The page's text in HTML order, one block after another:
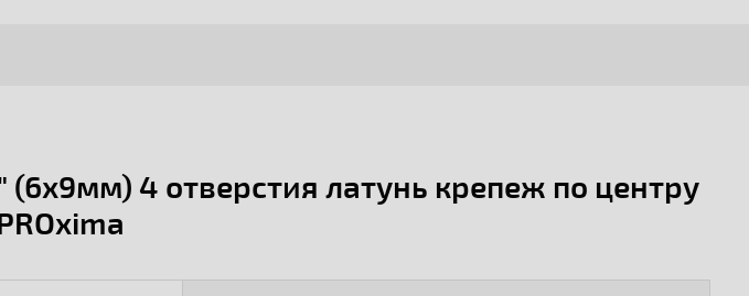
4 отверстия латунь крепеж по центру